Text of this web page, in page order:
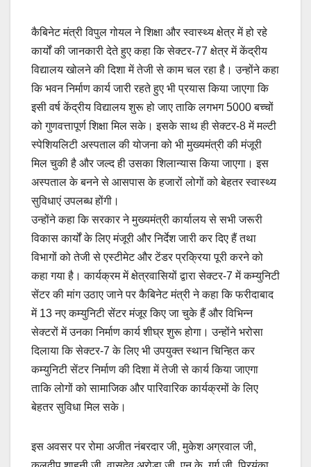
कैबिनेट मंत्री विपुल गोयल ने शिक्षा और स्वास्थ्य क्षेत्र में हो रहे
कार्यों की जानकारी देते हुए कहा कि सेक्टर-77 क्षेत्र में केंद्रीय
विद्यालय खोलने की दिशा में तेजी से काम चल रहा है। उन्होंने कहा
कि भवन निर्माण कार्य जारी रहते हुए भी प्रयास किया जाएगा कि
इसी वर्ष केंद्रीय विद्यालय शुरू हो जाए ताकि लगभग 5000 बच्चों
को गुणवत्तापूर्ण शिक्षा मिल सके। इसके साथ ही सेक्टर-8 में मल्टी
स्पेशियलिटी अस्पताल की योजना को भी मुख्यमंत्री की मंजूरी
मिल चुकी है और जल्द ही उसका शिलान्यास किया जाएगा। इस
अस्पताल के बनने से आसपास के हजारों लोगों को बेहतर स्वास्थ्य
सुविधाएं उपलब्ध होंगी।
उन्होंने कहा कि सरकार ने मुख्यमंत्री कार्यालय से सभी जरूरी
विकास कार्यों के लिए मंजूरी और निर्देश जारी कर दिए हैं तथा
विभागों को तेजी से एस्टीमेट और टेंडर प्रक्रिया पूरी करने को
कहा गया है। कार्यक्रम में क्षेत्रवासियों द्वारा सेक्टर-7 में कम्युनिटी
सेंटर की मांग उठाए जाने पर कैबिनेट मंत्री ने कहा कि फरीदाबाद
में 13 नए कम्युनिटी सेंटर मंजूर किए जा चुके हैं और विभिन्न
सेक्टरों में उनका निर्माण कार्य शीघ्र शुरू होगा। उन्होंने भरोसा
दिलाया कि सेक्टर-7 के लिए भी उपयुक्त स्थान चिन्हित कर
कम्युनिटी सेंटर निर्माण की दिशा में तेजी से कार्य किया जाएगा
ताकि लोगों को सामाजिक और पारिवारिक कार्यक्रमों के लिए
बेहतर सुविधा मिल सके।
इस अवसर पर रोमा अजीत नंबरदार जी, मुकेश अग्रवाल जी,